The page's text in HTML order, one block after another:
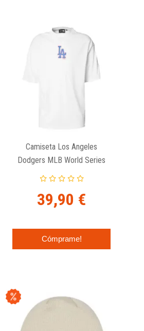
Camiseta Los Angeles
Dodgers MLB World Series
1981 Blanca
39,90 €
Cómprame!